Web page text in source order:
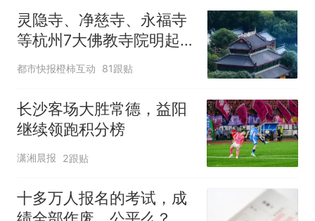
灵隐寺、净慈寺、永福寺
等杭州7大佛教寺院明起
临时关闭，别跑空了
都市快报橙柿互动 81跟贴
长沙客场大胜常德，益阳
继续领跑积分榜
潇湘晨报 2跟贴
十多万人报名的考试，成